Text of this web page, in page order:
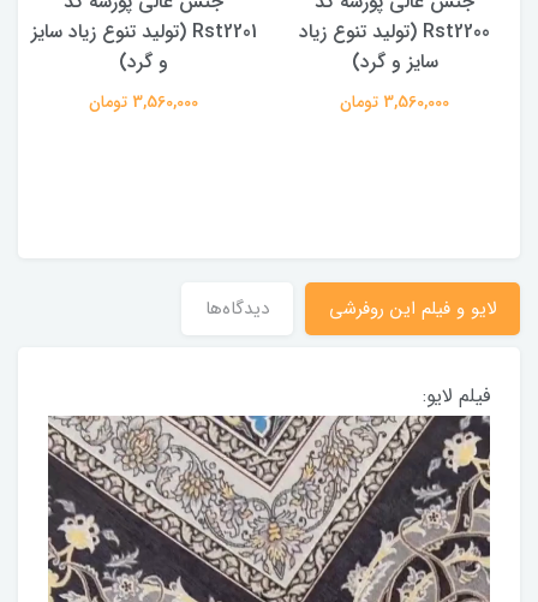
Rst2200 (تولید تنوع زیاد
سایز و گرد)
3,560,000 تومان
Rst2201 (تولید تنوع زیاد سایز
و گرد)
3,560,000 تومان
لایو و فیلم این روفرشی دیدگاه‌ها
فیلم لایو: